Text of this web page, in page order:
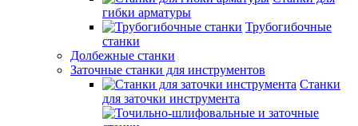
гибки арматуры
Трубогибочные
станки
Долбежные станки
Заточные станки для инструментов
Станки
для заточки инструмента